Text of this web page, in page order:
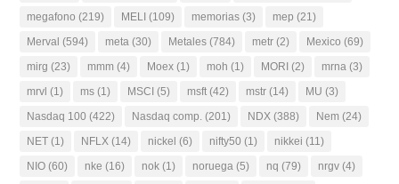
megafono (219) MELI (109) memorias (3) mep (21)
Merval (594) meta (30) Metales (784) metr (2) Mexico (69)
mirg (23) mmm (4) Moex (1) moh (1) MORI (2) mrna (3)
mrvl (1) ms (1) MSCI (5) msft (42) mstr (14) MU (3)
Nasdaq 100 (422) Nasdaq comp. (201) NDX (388) Nem (24)
NET (1) NFLX (14) nickel (6) nifty50 (1) nikkei (11)
NIO (60) nke (16) nok (1) noruega (5) nq (79) nrgv (4)